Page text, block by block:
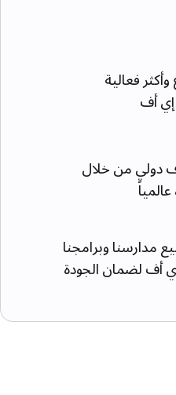
فعالية
إي أف
دولي من خلال
مدارسنا وبرامجنا
أف لضمان الجودة